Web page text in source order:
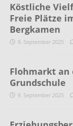
Köstliche
Freie Plätze
Bergkamen
9. September 2025
Flohmarkt an
Grundschule
9. September 2025